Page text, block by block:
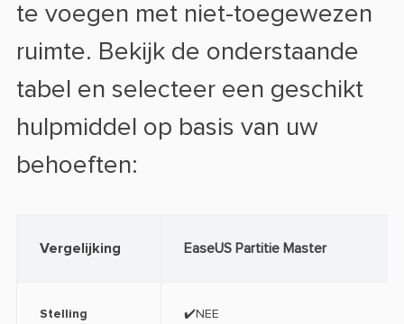
te voegen met niet-toegewezen
ruimte. Bekijk de onderstaande
tabel en selecteer een geschikt
hulpmiddel op basis van uw
behoeften:
Vergelijking EaseUS Partitie Master
Stelling ✔️NEE